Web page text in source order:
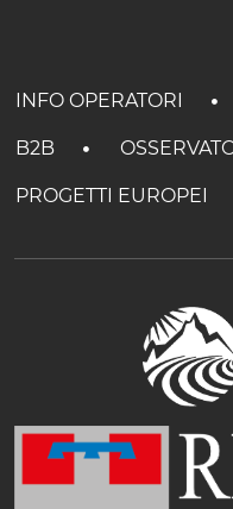
INFO OPERATORI
B2B
PROGETTI EUROPEI